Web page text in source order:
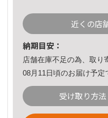
近くの店
納期目安：
店舗在庫不足の為、取り
08月11日頃のお届け予定
受け取り方